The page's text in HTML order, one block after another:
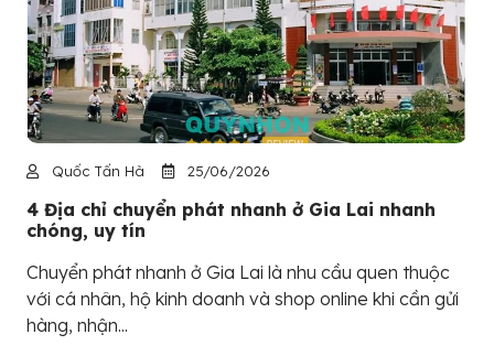
Quốc Tấn Hà 25/06/2026
4 Địa chỉ chuyển phát nhanh ở Gia Lai nhanh
chóng, uy tín
Chuyển phát nhanh ở Gia Lai là nhu cầu quen thuộc
với cá nhân, hộ kinh doanh và shop online khi cần gửi
hàng, nhận...